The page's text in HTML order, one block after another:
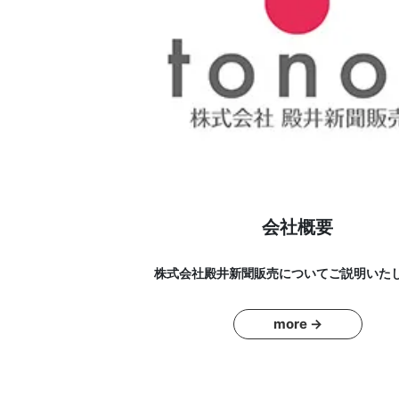
会社概要
株式会社殿井新聞販売についてご説明いた
more →